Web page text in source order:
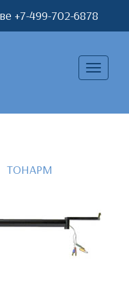
+7-499-702-6878
Toggle
ТОНАРМ